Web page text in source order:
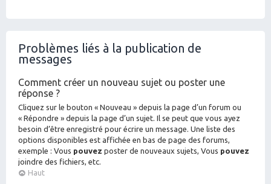
Problèmes liés à la publication de
messages
Comment créer un nouveau sujet ou poster une
réponse ?
Cliquez sur le bouton « Nouveau » depuis la page d’un forum ou
« Répondre » depuis la page d’un sujet. Il se peut que vous ayez
besoin d’être enregistré pour écrire un message. Une liste des
options disponibles est affichée en bas de page des forums,
exemple : Vous pouvez poster de nouveaux sujets, Vous pouvez
joindre des fichiers, etc.
Haut